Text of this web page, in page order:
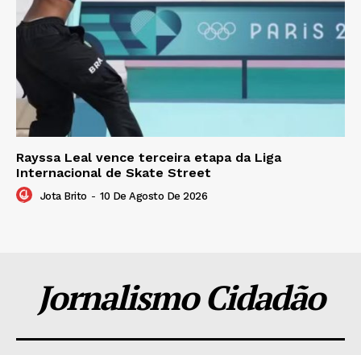
Rayssa Leal vence terceira etapa da Liga
Internacional de Skate Street
Jota Brito - 10 De Agosto De 2026
Jornalismo Cidadão